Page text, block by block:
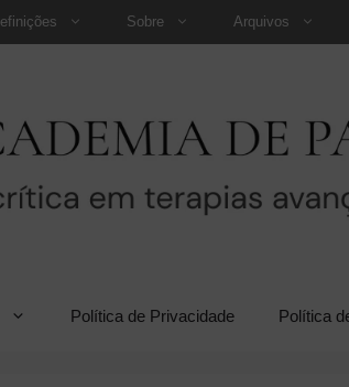
Sobre Arquivos
Política de Privacidade Política